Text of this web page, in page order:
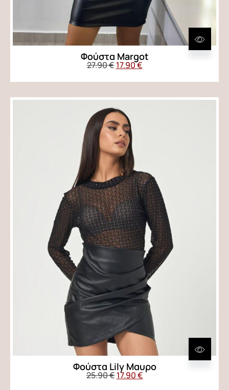
Φούστα Margot
27.90€ 17.90€
Φούστα Lily Μαυρο
25.90€ 17.90€